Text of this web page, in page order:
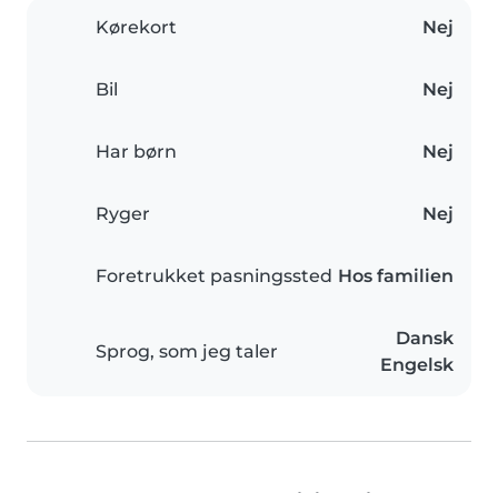
Kørekort Nej
Bil Nej
Har børn Nej
Ryger Nej
Foretrukket pasningssted Hos familien
Sprog, som jeg taler
Dansk
Engelsk